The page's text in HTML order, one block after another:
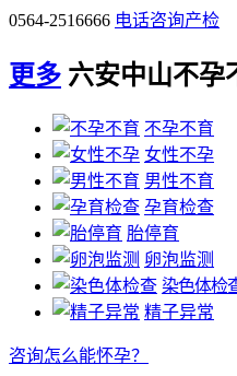
0564-2516666 电话咨询产检
更多 六安中山不孕
不孕不育
女性不孕
男性不育
孕育检查
胎停育
卵泡监测
染色体检
精子异常
咨询怎么能怀孕？